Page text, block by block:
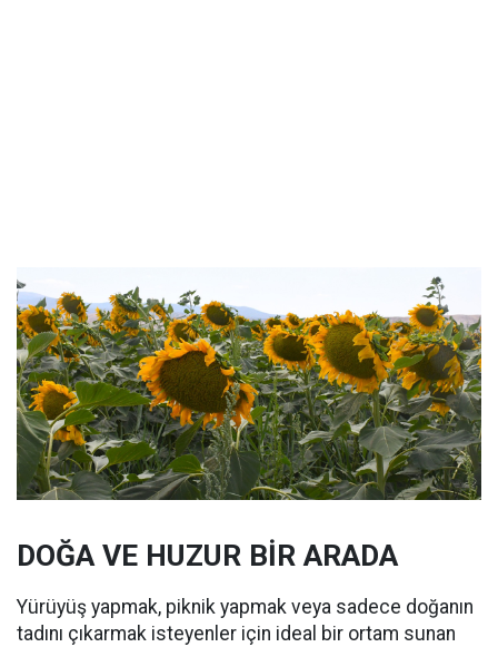
DOĞA VE HUZUR BİR ARADA
Yürüyüş yapmak, piknik yapmak veya sadece doğanın
tadını çıkarmak isteyenler için ideal bir ortam sunan